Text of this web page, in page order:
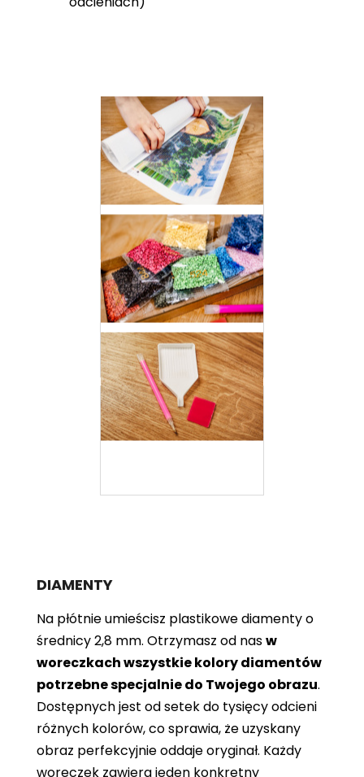
DIAMENTY
Na płótnie umieścisz plastikowe diamenty o
średnicy 2,8 mm. Otrzymasz od nasw
woreczkach wszystkie kolory diamentów
potrzebne specjalnie do Twojego obrazu.
Dostępnych jest od setek do tysięcy odcieni
różnych kolorów, co sprawia, że ​​uzyskany
obraz perfekcyjnie oddaje oryginał. Każdy
woreczek zawiera jeden konkretny